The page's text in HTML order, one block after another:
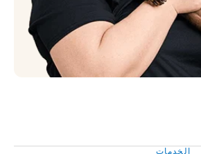
الخدمات